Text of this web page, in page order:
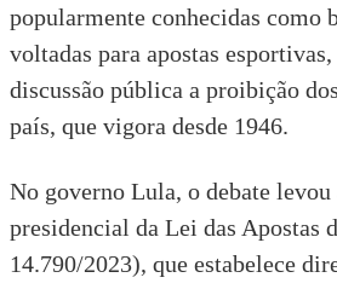
popularmente conhecidas como
voltadas para apostas
discussão pública a proibição
país, que vigora desde 1946.
No governo Lula, o debate levou
presidencial da Lei das Apostas
14.790/2023), que estabelece